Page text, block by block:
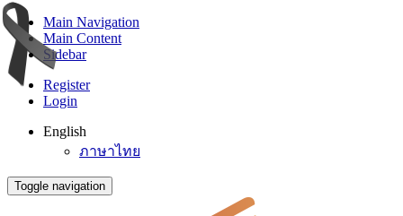
Main Navigation
Main Content
Sidebar
Register
Login
English
ภาษาไทย
Toggle navigation